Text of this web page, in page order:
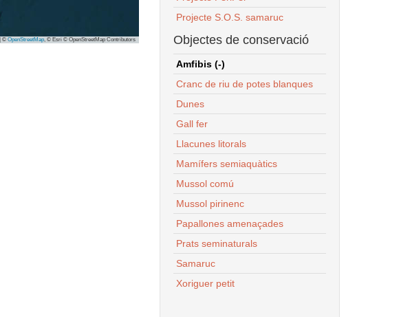
© OpenStreetMap, © Esri © OpenStreetMap Contributors
Projecte S.O.S. samaruc
Objectes de conservació
Amfibis (-)
Cranc de riu de potes blanques
Dunes
Gall fer
Llacunes litorals
Mamífers semiaquàtics
Mussol comú
Mussol pirinenc
Papallones amenaçades
Prats seminaturals
Samaruc
Xoriguer petit